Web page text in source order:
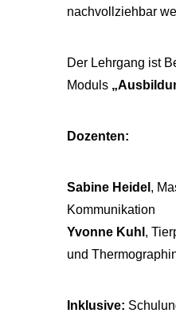
nachvollziehbar
Der Lehrgang ist
Moduls
Dozenten:
Sabine Heidel ,
Kommunikation
Yvonne Kuhl ,
und
Inklusive: